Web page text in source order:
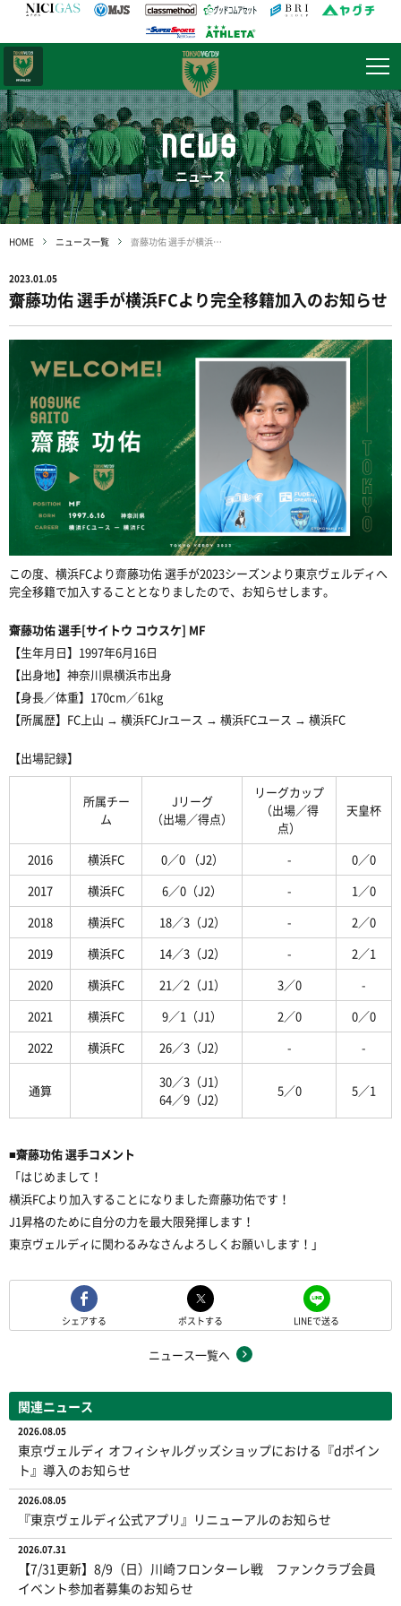
NEWS
ニュース
HOME ニュース一覧 齋藤功佑 選手が横浜FCより完全移籍加入のお知らせ
2023.01.05
齋藤功佑 選手が横浜FCより完全移籍加入のお知らせ
この度、横浜FCより齋藤功佑 選手が2023シーズンより東京ヴェルディへ
完全移籍で加入することとなりましたので、お知らせします。
齋藤功佑 選手[サイトウ コウスケ] MF
【生年月日】 1997年6月16日
【出身地】 神奈川県横浜市出身
【身長／体重】 170cm／61kg
【所属歴】 FC上山 → 横浜FCJrユース → 横浜FCユース → 横浜FC
【出場記録】
所属チー
ム
Jリーグ
（出場／得点）
リーグカップ
（出場／得
点）
天皇杯
2016 横浜FC 0／0 （J2） -
0／0
2017
横浜FC 6／0（J2） -
1／0
2018
横浜FC 18／3（J2） -
2／0
2019
横浜FC 14／3（J2） -
2／1
2020
横浜FC 21／2（J1） 3／0
-
2021
横浜FC 9／1（J1） 2／0
0／0
2022
横浜FC 26／3（J2） - -
通算
30／3（J1）
64／9（J2）
5／0 5／1
■齋藤功佑 選手コメント
「はじめまして！
横浜FCより加入することになりました齋藤功佑です！
J1昇格のために自分の力を最大限発揮します！
東京ヴェルディに関わるみなさんよろしくお願いします！ 」
シェアする ポストする LINEで送る
ニュース一覧へ
関連ニュース
2026.08.05
東京ヴェルディ オフィシャルグッズショップにおける『dポイン
ト』導入のお知らせ
2026.08.05
『東京ヴェルディ公式アプリ』リニューアルのお知らせ
2026.07.31
【7/31更新】8/9（日）川崎フロンターレ戦 ファンクラブ会員
イベント参加者募集のお知らせ